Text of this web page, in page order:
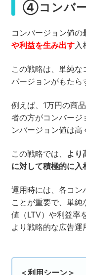
④コンバー
コンバージョン値の
や利益を生み出す入
この戦略は、単純
バージョンがもたら
例えば、1万円の商
者の方がコンバージ
ンバージョン値は高
この戦略では、
より
に対して積極的に入
運用時には、各コン
ことが重要で、単
値（LTV）や利益率
より戦略的な広告運
＜利用シーン＞